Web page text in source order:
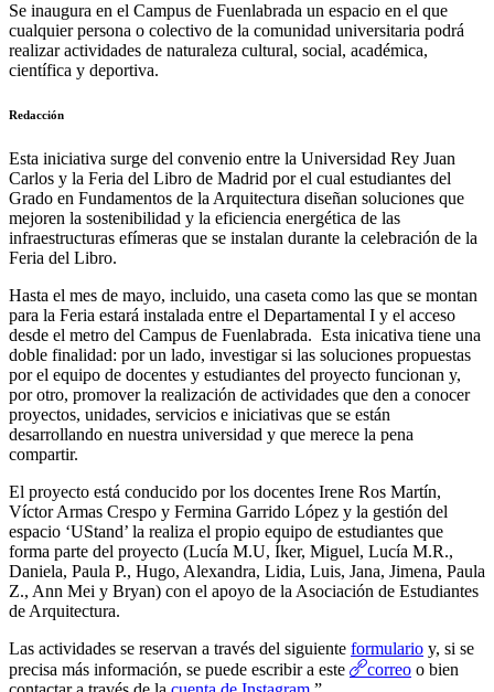
Se inaugura en el Campus de Fuenlabrada un espacio en el que
cualquier persona o colectivo de la comunidad universitaria podrá
realizar actividades de naturaleza cultural, social, académica,
científica y deportiva.
Redacción
Esta iniciativa surge del convenio entre la Universidad Rey Juan
Carlos y la Feria del Libro de Madrid por el cual estudiantes del
Grado en Fundamentos de la Arquitectura diseñan soluciones que
mejoren la sostenibilidad y la eficiencia energética de las
infraestructuras efímeras que se instalan durante la celebración de la
Feria del Libro.
Hasta el mes de mayo, incluido, una caseta como las que se montan
para la Feria estará instalada entre el Departamental I y el acceso
desde el metro del Campus de Fuenlabrada. Esta inicativa tiene una
doble finalidad: por un lado, investigar si las soluciones propuestas
por el equipo de docentes y estudiantes del proyecto funcionan y,
por otro, promover la realización de actividades que den a conocer
proyectos, unidades, servicios e iniciativas que se están
desarrollando en nuestra universidad y que merece la pena
compartir.
El proyecto está conducido por los docentes Irene Ros Martín,
Víctor Armas Crespo y Fermina Garrido López y la gestión del
espacio ‘UStand’ la realiza el propio equipo de estudiantes que
forma parte del proyecto (Lucía M.U, Íker, Miguel, Lucía M.R.,
Daniela, Paula P., Hugo, Alexandra, Lidia, Luis, Jana, Jimena, Paula
Z., Ann Mei y Bryan) con el apoyo de la Asociación de Estudiantes
de Arquitectura.
Las actividades se reservan a través del siguiente formulario y, si se
precisa más información, se puede escribir a este
correo o bien